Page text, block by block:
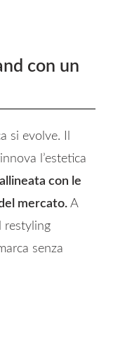
con un
si evolve. Il
l’estetica
allineata con le
mercato. A
restyling
senza